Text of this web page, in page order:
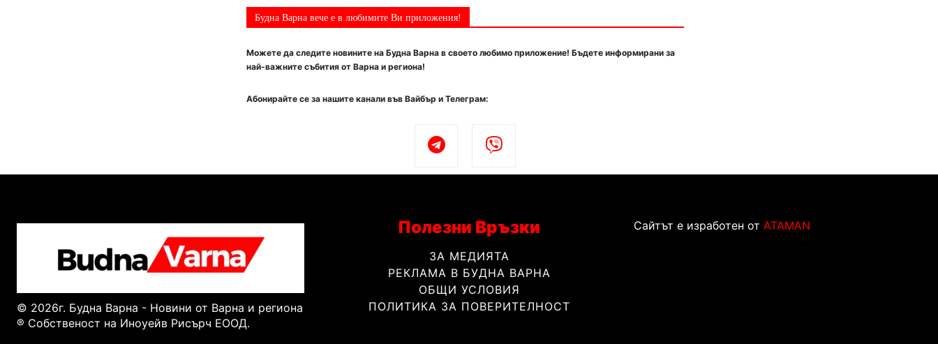
Будна Варна вече е в любимите Ви приложения!
Можете да следите новините на Будна Варна в своето любимо приложение! Бъдете информирани за
най-важните събития от Варна и региона!
Абонирайте се за нашите канали във Вайбър и Телеграм:
© 2026г. Будна Варна - Новини от Варна и региона
® Собственост на Иноуейв Рисърч ЕООД.
Полезни Връзки
ЗА МЕДИЯТА
РЕКЛАМА В БУДНА ВАРНА
ОБЩИ УСЛОВИЯ
ПОЛИТИКА ЗА ПОВЕРИТЕЛНОСТ
Сайтът е изработен от ATAMAN